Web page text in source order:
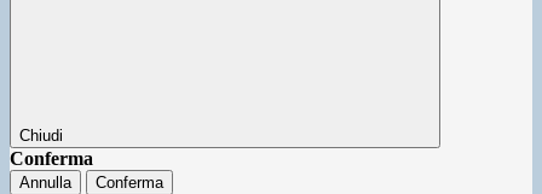
Chiudi
Conferma
Annulla Conferma